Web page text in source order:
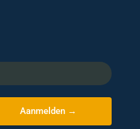
Aanmelden →